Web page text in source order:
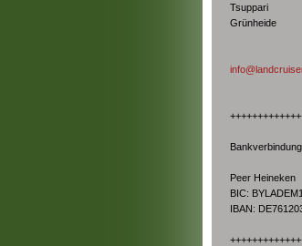
Tsuppari
Grünheide
Bankverbindung
Peer Heineken
BIC:
IBAN: